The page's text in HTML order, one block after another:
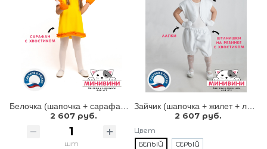
2 607 руб.
шт
2 607 руб.
Цвет
БЕЛЫЙ СЕРЫЙ